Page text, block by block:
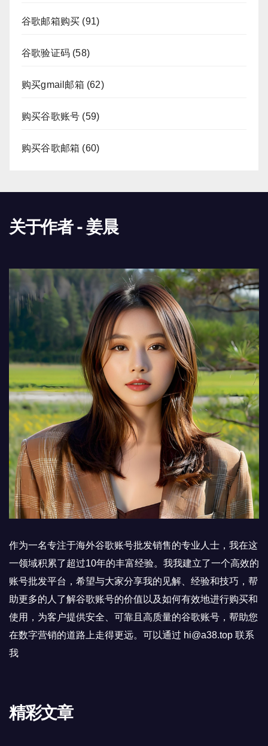
谷歌邮箱购买 (91)
谷歌验证码 (58)
购买gmail邮箱 (62)
购买谷歌账号 (59)
购买谷歌邮箱 (60)
关于作者 - 姜晨
作为一名专注于海外谷歌账号批发销售的专业人士，我在这
一领域积累了超过10年的丰富经验。我我建立了一个高效的
账号批发平台，希望与大家分享我的见解、经验和技巧，帮
助更多的人了解谷歌账号的价值以及如何有效地进行购买和
使用，为客户提供安全、可靠且高质量的谷歌账号，帮助您
在数字营销的道路上走得更远。可以通过 hi@a38.top 联系
我
精彩文章